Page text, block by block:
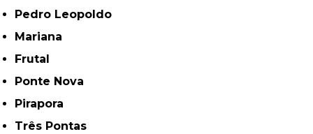
Pedro Leopoldo
Mariana
Frutal
Ponte Nova
Pirapora
Três Pontas